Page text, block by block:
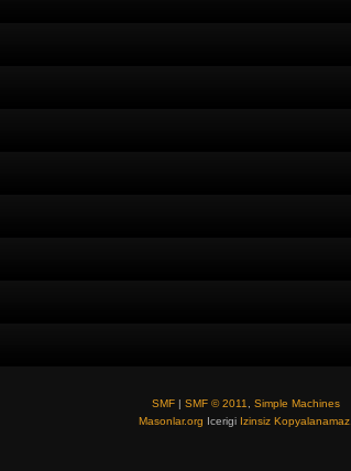
SMF| SMF © 2011
Simple Machines
Masonlar.org Icerigi Izinsiz Kopyalanamaz.